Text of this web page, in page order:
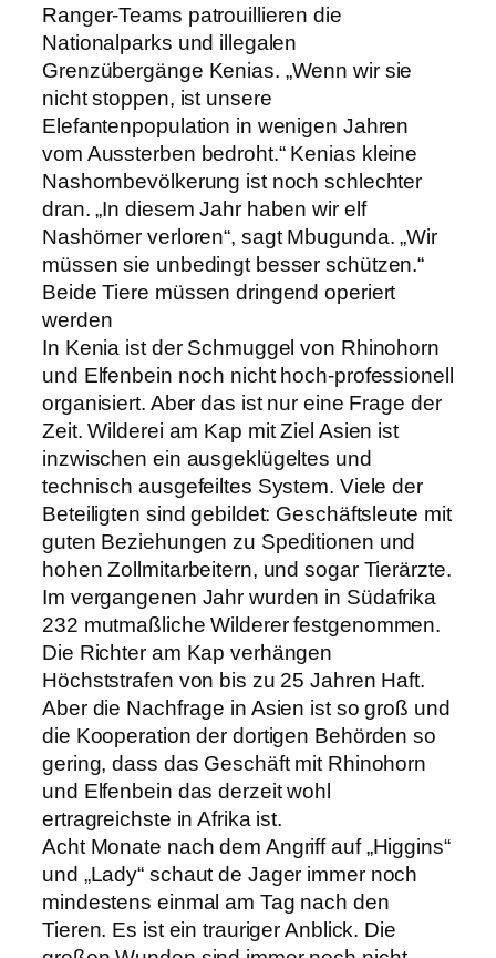
Ranger-Teams patrouillieren die
Nationalparks und illegalen
Grenzübergänge Kenias. „Wenn wir sie
nicht stoppen, ist unsere
Elefantenpopulation in wenigen Jahren
vom Aussterben bedroht.“ Kenias kleine
Nashornbevölkerung ist noch schlechter
dran. „In diesem Jahr haben wir elf
Nashörner verloren“, sagt Mbugunda. „Wir
müssen sie unbedingt besser schützen.“
Beide Tiere müssen dringend operiert
werden
In Kenia ist der Schmuggel von Rhinohorn
und Elfenbein noch nicht hoch-professionell
organisiert. Aber das ist nur eine Frage der
Zeit. Wilderei am Kap mit Ziel Asien ist
inzwischen ein ausgeklügeltes und
technisch ausgefeiltes System. Viele der
Beteiligten sind gebildet: Geschäftsleute mit
guten Beziehungen zu Speditionen und
hohen Zollmitarbeitern, und sogar Tierärzte.
Im vergangenen Jahr wurden in Südafrika
232 mutmaßliche Wilderer festgenommen.
Die Richter am Kap verhängen
Höchststrafen von bis zu 25 Jahren Haft.
Aber die Nachfrage in Asien ist so groß und
die Kooperation der dortigen Behörden so
gering, dass das Geschäft mit Rhinohorn
und Elfenbein das derzeit wohl
ertragreichste in Afrika ist.
Acht Monate nach dem Angriff auf „Higgins“
und „Lady“ schaut de Jager immer noch
mindestens einmal am Tag nach den
Tieren. Es ist ein trauriger Anblick. Die